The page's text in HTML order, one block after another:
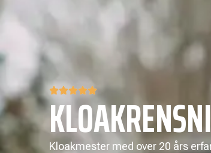
Kloakmester med over 20 års